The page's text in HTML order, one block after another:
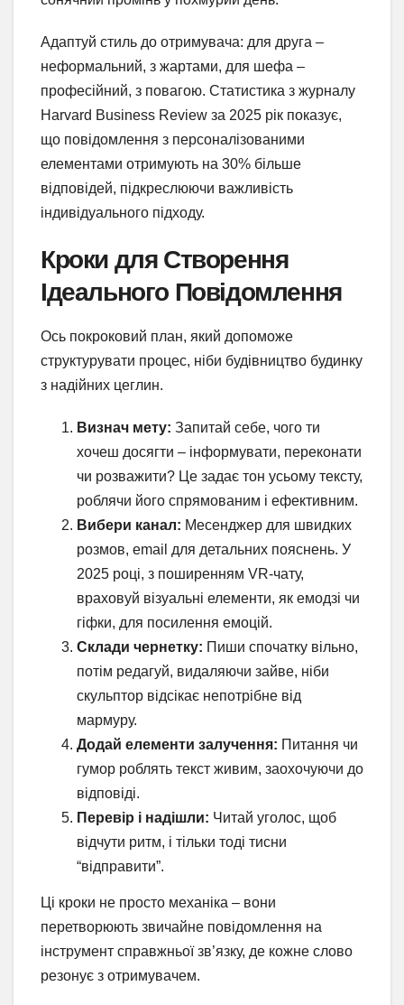
Адаптуй стиль до отримувача: для друга –
неформальний, з жартами, для шефа –
професійний, з повагою. Статистика з журналу
Harvard Business Review за 2025 рік показує,
що повідомлення з персоналізованими
елементами отримують на 30% більше
відповідей, підкреслюючи важливість
індивідуального підходу.
Кроки для Створення
Ідеального Повідомлення
Ось покроковий план, який допоможе
структурувати процес, ніби будівництво будинку
з надійних цеглин.
Визнач мету: Запитай себе, чого ти
хочеш досягти – інформувати, переконати
чи розважити? Це задає тон усьому тексту,
роблячи його спрямованим і ефективним.
Вибери канал: Месенджер для швидких
розмов, email для детальних пояснень. У
2025 році, з поширенням VR-чату,
враховуй візуальні елементи, як емодзі чи
гіфки, для посилення емоцій.
Склади чернетку: Пиши спочатку вільно,
потім редагуй, видаляючи зайве, ніби
скульптор відсікає непотрібне від
мармуру.
Додай елементи залучення: Питання чи
гумор роблять текст живим, заохочуючи до
відповіді.
Перевір і надішли: Читай уголос, щоб
відчути ритм, і тільки тоді тисни
“відправити”.
Ці кроки не просто механіка – вони
перетворюють звичайне повідомлення на
інструмент справжньої зв’язку, де кожне слово
резонує з отримувачем.